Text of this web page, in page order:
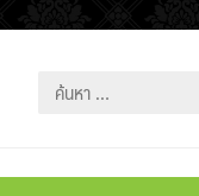
ค้นหา